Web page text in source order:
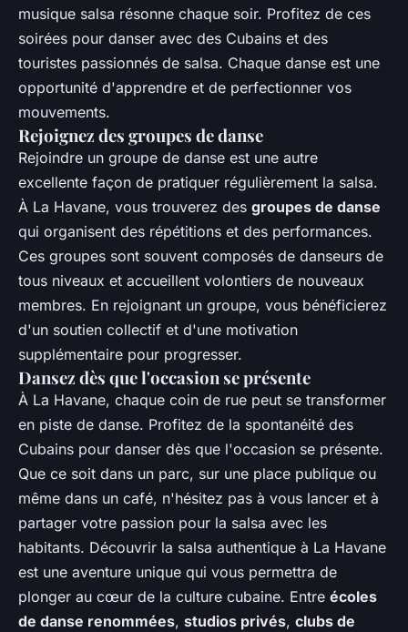
musique salsa résonne chaque soir. Profitez de ces
soirées pour danser avec des Cubains et des
touristes passionnés de salsa. Chaque danse est une
opportunité d'apprendre et de perfectionner vos
mouvements.
Rejoignez des groupes de danse
Rejoindre un groupe de danse est une autre
excellente façon de pratiquer régulièrement la salsa.
À La Havane, vous trouverez des groupes de danse
qui organisent des répétitions et des performances.
Ces groupes sont souvent composés de danseurs de
tous niveaux et accueillent volontiers de nouveaux
membres. En rejoignant un groupe, vous bénéficierez
d'un soutien collectif et d'une motivation
supplémentaire pour progresser.
Dansez dès que l'occasion se présente
À La Havane, chaque coin de rue peut se transformer
en piste de danse. Profitez de la spontanéité des
Cubains pour danser dès que l'occasion se présente.
Que ce soit dans un parc, sur une place publique ou
même dans un café, n'hésitez pas à vous lancer et à
partager votre passion pour la salsa avec les
habitants. Découvrir la salsa authentique à La Havane
est une aventure unique qui vous permettra de
plonger au cœur de la culture cubaine. Entre écoles
de danse renommées, studios privés, clubs de